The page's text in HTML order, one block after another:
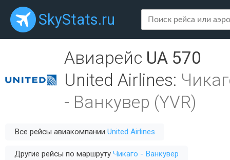
SkyStats.ru
Авиарейс UA 570
United Airlines:
- Ванкувер (YVR)
Все рейсы авиакомпании United Airlines
Другие рейсы по маршруту Чикаго - Ванкувер